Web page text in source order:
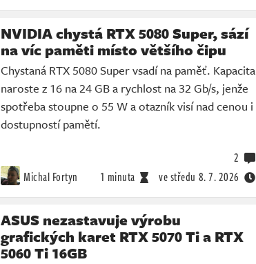
NVIDIA chystá RTX 5080 Super, sází
na víc paměti místo většího čipu
Chystaná RTX 5080 Super vsadí na paměť. Kapacita
naroste z 16 na 24 GB a rychlost na 32 Gb/s, jenže
spotřeba stoupne o 55 W a otazník visí nad cenou i
dostupností pamětí.
Michal Fortyn 1 minuta ve středu 8. 7. 2026
2
ASUS nezastavuje výrobu
grafických karet RTX 5070 Ti a RTX
5060 Ti 16GB